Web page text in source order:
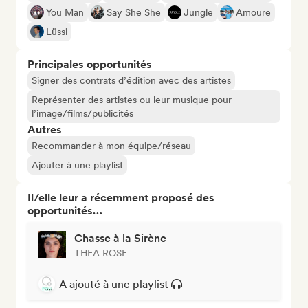
You Man
Say She She Jungle
Amoure
Lüssi
Principales opportunités
Signer des contrats d’édition avec des artistes
Représenter des artistes ou leur musique pour
l’image/films/publicités
Autres
Recommander à mon équipe/réseau
Ajouter à une playlist
Il/elle leur a récemment proposé des
opportunités…
Chasse à la Sirène
THEA ROSE
A ajouté à une playlist